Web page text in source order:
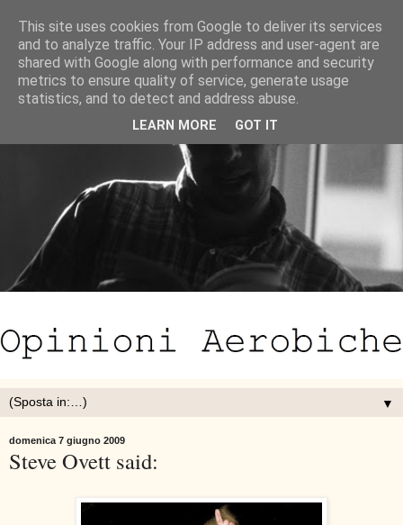
▼
domenica 7 giugno 2009
Steve Ovett said:
This site uses cookies from Google to deliver its services
and to analyze traffic. Your IP address and user-agent are
shared with Google along with performance and security
metrics to ensure quality of service, generate usage
statistics, and to detect and address abuse.
LEARN MORE GOT IT